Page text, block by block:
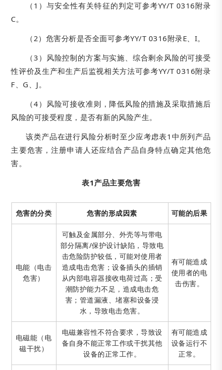
（1）与安全性有关特征的判定可参考YY/T 0316附录
C。
（2）危害分析是否全面可参考YY/T 0316附录E、I。
（3）风险控制的方案与实施、综合剩余风险的可接受
性评价及生产和生产后监视相关方法可参考YY/T 0316附录
F、G、J。
（4）风险可接收准则，降低风险的措施及采取措施后
风险的可接受程度，是否有新的风险产生。
该类产品在进行风险分析时至少应考虑表1中所列产品
主要危害，注册申请人还应结合产品自身特点确定其他危
害。
表1产品主要危害
危害的分类 危害的形成因素 可能的后果
电能（电击
危害）
可触及金属部分、外壳等与带电
部分隔离/保护设计缺陷，导致电
击危险防护较低，可能对使用者
造成电击危害；设备插头的插销
从内部电容器接收电荷过高；受
潮防护能力不足，造成电击危
害；管道漏液、堵塞和设备浸
水，导致电击危害。
有可能造成
使用者的电
击伤害。
电磁能（电
磁干扰）
电磁兼容性不符合要求，导致设
备自身不能正常工作或干扰其他
设备的正常工作。
有可能造成
设备运行不
正常。